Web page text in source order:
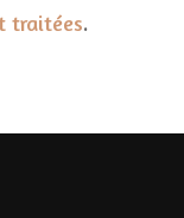
traitées.